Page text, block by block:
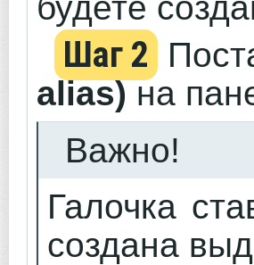
Шаг 2
alias)на
Важно!
Галочка
создана